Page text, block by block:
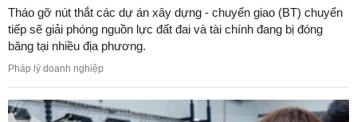
Tháo gỡ nút thắt các dự án xây dựng - chuyển giao (BT) chuyển
tiếp sẽ giải phóng nguồn lực đất đai và tài chính đang bị đóng
băng tại nhiều địa phương.
Pháp lý doanh nghiệp